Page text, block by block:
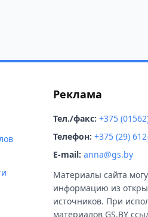
Реклама
Тел./факс: +375
Телефон: +375 (29)
E-mail: anna@gs.by
Материалы сайта
информацию из
источников. При
материалов GS.BY